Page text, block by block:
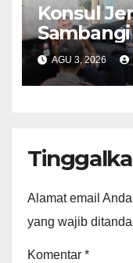
Konsul
Pererat
AGU 3, 2026
Alamat email
yang wajib
Komentar *